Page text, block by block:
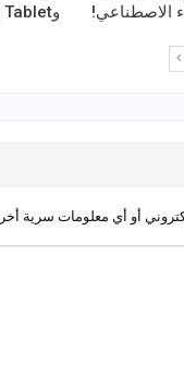
الاصطناعي!
وTablet (الجهاز اللوحي)!
أو أي معلومات سرية